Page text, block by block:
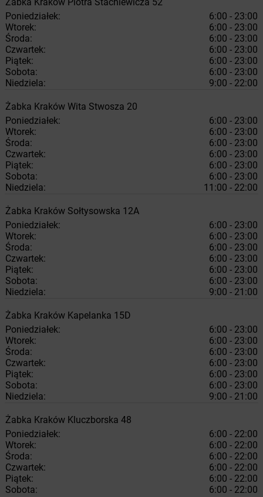
Poniedziałek:
6:00 - 23:00
Wtorek:
6:00 - 23:00
Środa:
6:00 - 23:00
Czwartek:
6:00 - 23:00
Piątek:
6:00 - 23:00
Sobota:
6:00 - 23:00
Niedziela:
9:00 - 22:00
Żabka Kraków Wita Stwosza 20
Poniedziałek:
6:00 - 23:00
Wtorek:
6:00 - 23:00
Środa:
6:00 - 23:00
Czwartek:
6:00 - 23:00
Piątek:
6:00 - 23:00
Sobota:
6:00 - 23:00
Niedziela:
11:00 - 22:00
Żabka Kraków Sołtysowska 12A
Poniedziałek:
6:00 - 23:00
Wtorek:
6:00 - 23:00
Środa:
6:00 - 23:00
Czwartek:
6:00 - 23:00
Piątek:
6:00 - 23:00
Sobota:
6:00 - 23:00
Niedziela:
9:00 - 21:00
Żabka Kraków Kapelanka 15D
Poniedziałek:
6:00 - 23:00
Wtorek:
6:00 - 23:00
Środa:
6:00 - 23:00
Czwartek:
6:00 - 23:00
Piątek:
6:00 - 23:00
Sobota:
6:00 - 23:00
Niedziela:
9:00 - 21:00
Żabka Kraków Kluczborska 48
Poniedziałek:
6:00 - 22:00
Wtorek:
6:00 - 22:00
Środa:
6:00 - 22:00
Czwartek:
6:00 - 22:00
Piątek:
6:00 - 22:00
Sobota:
6:00 - 22:00